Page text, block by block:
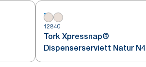
12840
Tork Xpressnap®
Dispenserserviett Natur N4